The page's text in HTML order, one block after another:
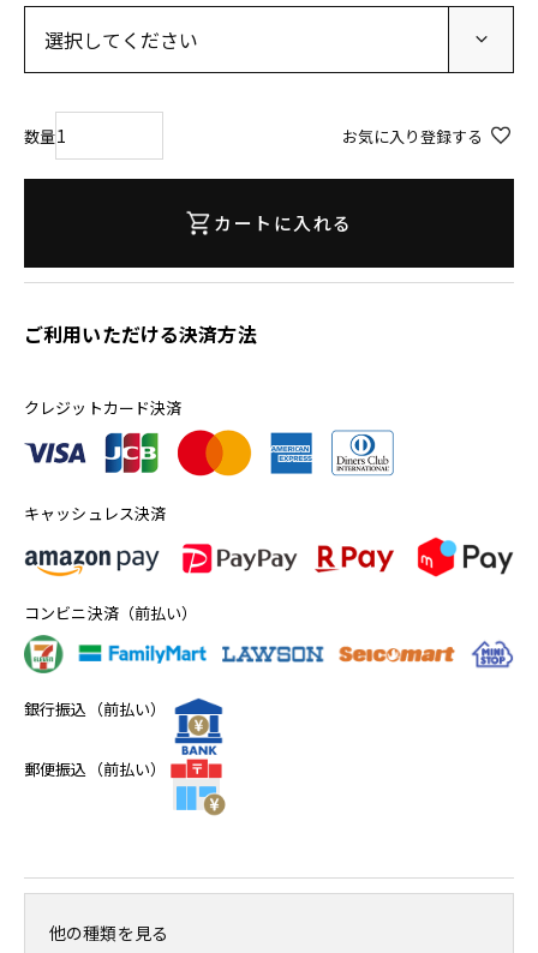
お気に入り登録する
カートに入れる
ご利用いただける決済方法
クレジットカード決済
キャッシュレス決済
コンビニ決済（前払い）
銀行振込（前払い）
郵便振込（前払い）
他の種類を見る